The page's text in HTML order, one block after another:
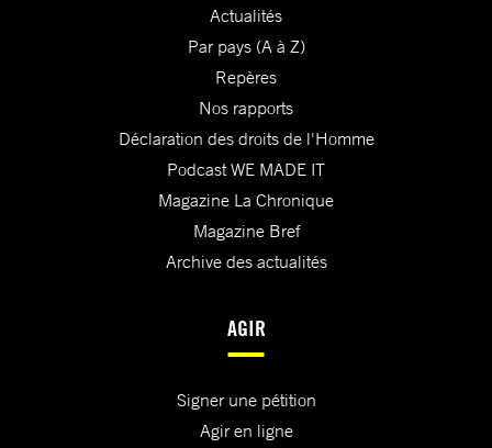
Actualités
Par pays (A à Z)
Repères
Nos rapports
Déclaration des droits de l'Homme
Podcast WE MADE IT
Magazine La Chronique
Magazine Bref
Archive des actualités
AGIR
Signer une pétition
Agir en ligne